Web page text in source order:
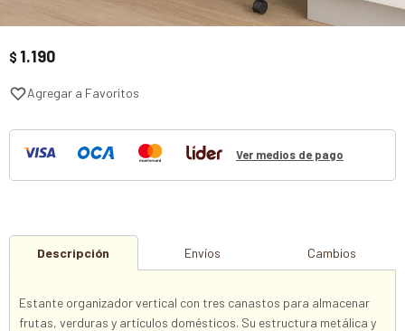
$ 1.190
Ver medios de pago
Descripción Envíos Cambios
Estante organizador vertical con tres canastos para almacenar
frutas, verduras y artículos domésticos. Su estructura metálica y